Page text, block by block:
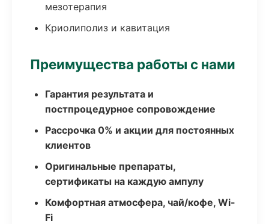
мезотерапия
Криолиполиз и кавитация
Преимущества работы с нами
Гарантия результата и
постпроцедурное сопровождение
Рассрочка 0% и акции для постоянных
клиентов
Оригинальные препараты,
сертификаты на каждую ампулу
Комфортная атмосфера, чай/кофе, Wi-
Fi